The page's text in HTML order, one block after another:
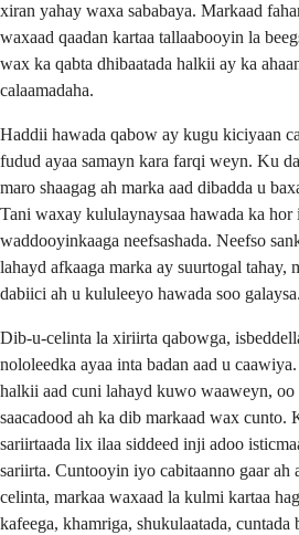
xiran yahay waxa sababaya. Markaad
waxaad qaadan kartaa tallaabooyin la
wax ka qabta dhibaatada halkii ay ka
calaamadaha.
Haddii hawada qabow ay kugu kiciyaan
fudud ayaa samayn kara farqi weyn. Ku
maro shaagag ah marka aad dibadda u
Tani waxay kululaynaysaa hawada ka hor
waddooyinkaaga neefsashada. Neefso
lahayd afkaaga marka ay suurtogal tahay,
dabiici ah u kululeeyo hawada soo galaysa.
Dib-u-celinta la xiriirta qabowga,
nololeedka ayaa inta badan aad u
halkii aad cuni lahayd kuwo waaweyn,
saacadood ah ka dib markaad wax cunto.
sariirtaada lix ilaa siddeed inji adoo
sariirta. Cuntooyin iyo cabitaanno gaar ah
celinta, markaa waxaad la kulmi kartaa
kafeega, khamriga, shukulaatada, cuntada